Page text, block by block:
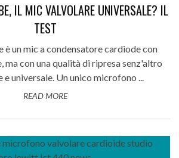
IL MIC VALVOLARE UNIVERSALE? IL
TEST
è un mic a condensatore cardiode con
ma con una qualità di ripresa senz'altro
e universale. Un unico microfono ...
READ MORE